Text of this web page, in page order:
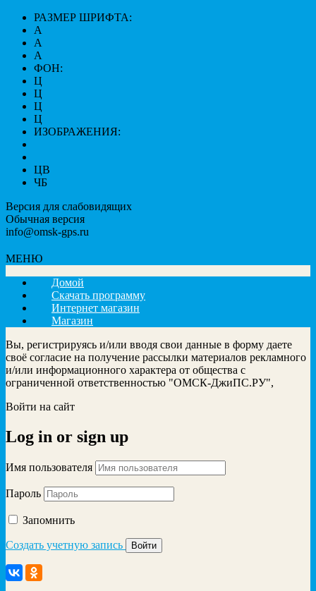
РАЗМЕР ШРИФТА:
A
A
A
ФОН:
Ц
Ц
Ц
Ц
ИЗОБРАЖЕНИЯ:
ЦВ
ЧБ
Версия для слабовидящих
Обычная версия
info@omsk-gps.ru
МЕНЮ
Домой
Скачать программу
Интернет магазин
Магазин
Вы, регистрируясь и/или вводя свои данные в форму даете
своё согласие на получение рассылки материалов рекламного
и/или информационного характера от общества с
ограниченной ответственностью "ОМСК-ДжиПС.РУ",
Войти на сайт
Log in or sign up
Имя пользователя
Пароль
Запомнить
Создать учетную запись